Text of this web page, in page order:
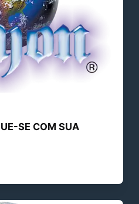
SE COM SUA